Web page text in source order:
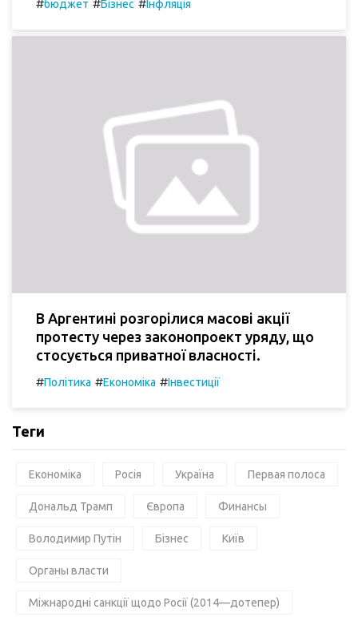
#бюджет #Бізнес #Інфляція
В Аргентині розгорілися масові акції
протесту через законопроект уряду, що
стосується приватної власності.
#Політика #Економіка #Інвестиції
Теги
Економіка Росія Україна Первая полоса
Дональд Трамп Європа Финансы
Володимир Путін Бізнес Київ
Органы власти
Міжнародні санкції щодо Росії (2014—дотепер)